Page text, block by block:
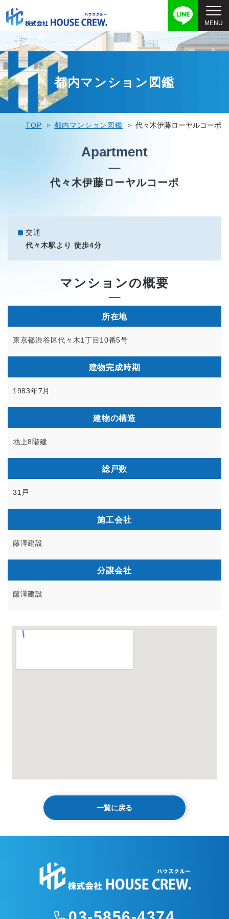
都内マンション図鑑
TOP 都内マンション図鑑 代々木伊藤ローヤルコーポ
Apartment
代々木伊藤ローヤルコーポ
交通
代々木駅より 徒歩4分
マンションの概要
所在地
東京都渋谷区代々木1丁目10番5号
建物完成時期
1983年7月
建物の構造
地上8階建
総戸数
31戸
施工会社
藤澤建設
分譲会社
藤澤建設
一覧に戻る